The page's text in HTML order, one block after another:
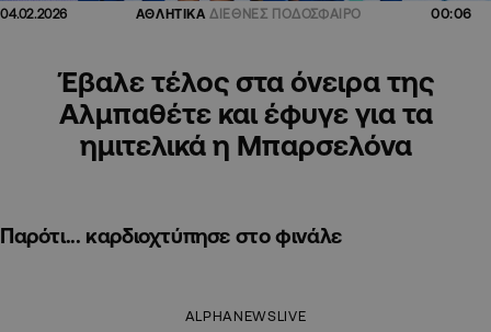
04.02.2026 ΑΘΛΗΤΙΚΑ ΔΙΕΘΝΕΣ ΠΟΔΟΣΦΑΙΡΟ 00:06
Έβαλε τέλος στα όνειρα της
Αλμπαθέτε και έφυγε για τα
ημιτελικά η Μπαρσελόνα
Παρότι... καρδιοχτύπησε στο φινάλε
ALPHANEWSLIVE